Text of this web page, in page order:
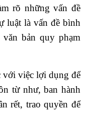
rõ những vấn đề
luật là vấn đề bình
bản quy phạm
việc lợi dụng để
từ như, ban hành
rết, trao quyền để